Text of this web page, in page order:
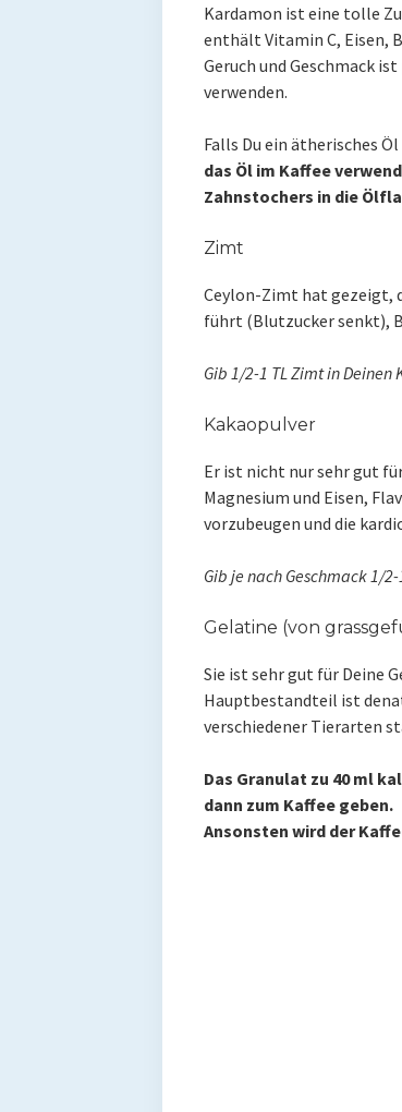
Kardamon ist eine tolle
enthält Vitamin C, Eisen,
Geruch und Geschmack
verwenden.
Falls Du ein ätherisches
das Öl im Kaffee
Zahnstochers in die
Zimt
Ceylon-Zimt hat gezeigt,
führt (Blutzucker senkt),
Gib 1/2-1 TL Zimt in Deinen
Kakaopulver
Er ist nicht nur sehr gut
Magnesium und Eisen,
vorzubeugen und die
Gib je nach Geschmack 1/
Gelatine (von
Sie ist sehr gut für Deine
Hauptbestandteil ist
verschiedener Tierarten
Das Granulat zu 40 ml
dann zum Kaffee geben.
Ansonsten wird der